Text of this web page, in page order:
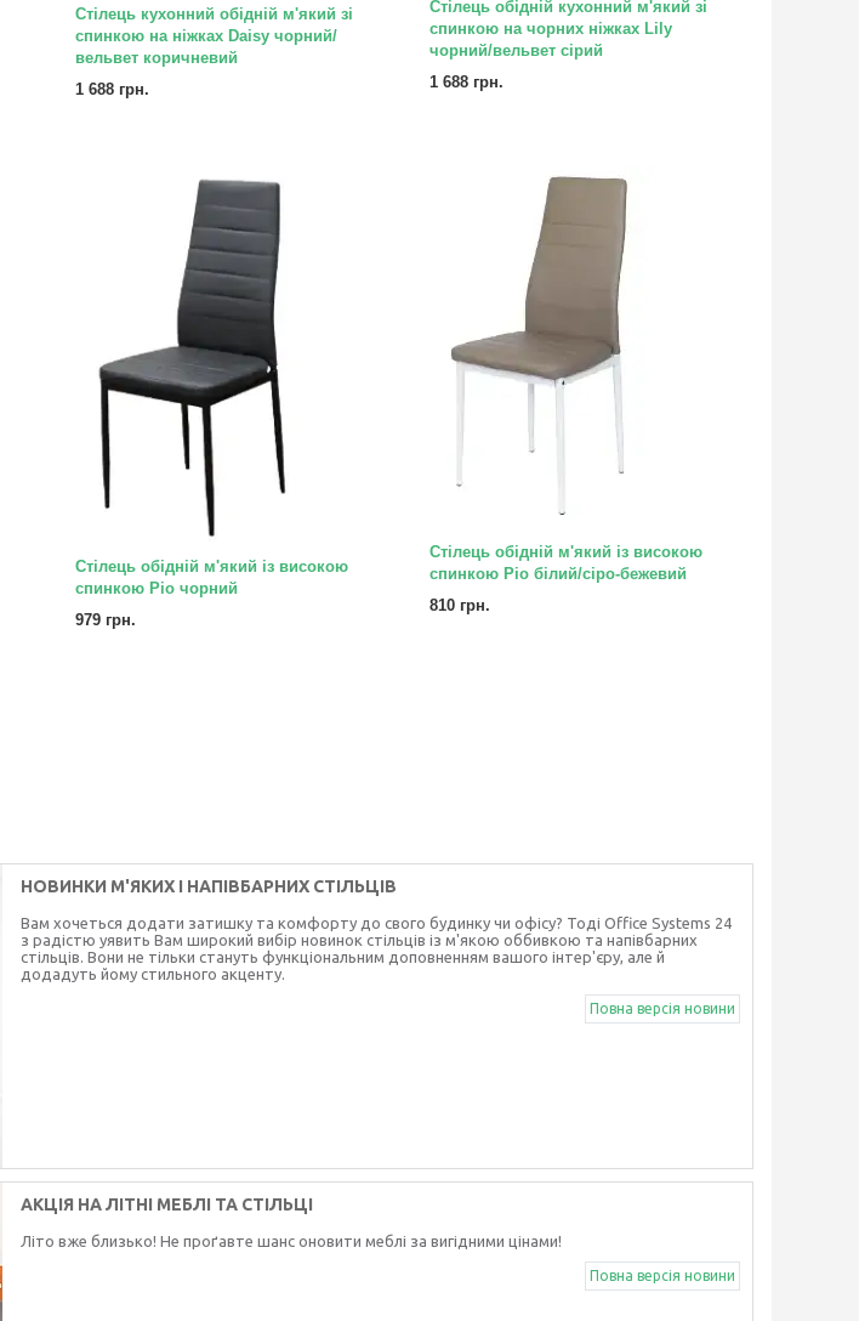
Стілець кухонний обідній м'який зі
спинкою на ніжках Daisy чорний/
вельвет коричневий
1 688 грн.
Стілець обідній кухонний м'який зі
спинкою на чорних ніжках Lily
чорний/вельвет сірий
1 688 грн.
Стілець обідній м'який із високою
спинкою Ріо чорний
979 грн.
Стілець обідній м'який із високою
спинкою Ріо білий/сіро-бежевий
810 грн.
НОВИНКИ М'ЯКИХ І НАПІВБАРНИХ СТІЛЬЦІВ
Вам хочеться додати затишку та комфорту до свого будинку чи офісу? Тоді Office Systems 24
з радістю уявить Вам широкий вибір новинок стільців із м'якою оббивкою та напівбарних
стільців. Вони не тільки стануть функціональним доповненням вашого інтер'єру, але й
додадуть йому стильного акценту.
Повна версія новини
АКЦІЯ НА ЛІТНІ МЕБЛІ ТА СТІЛЬЦІ
Літо вже близько! Не проґавте шанс оновити меблі за вигідними цінами!
Повна версія новини